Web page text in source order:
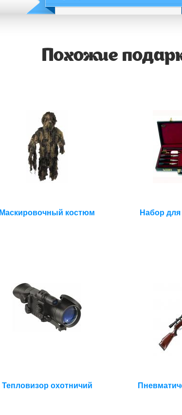
Похожие
Маскировочный костюм Набор
Тепловизор охотничий